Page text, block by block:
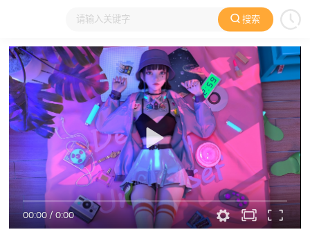
搜索
大家在看 日本动漫 国产动漫 欧美动漫 动漫电影
00:00/0:00